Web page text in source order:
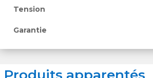
ventilation intelligent et d’un
assurer en permanence les
une humidité optimale. Les
Tension
Garantie